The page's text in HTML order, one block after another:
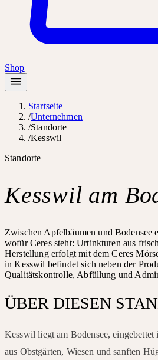
Shop
Startseite
/Unternehmen
/Standorte
/Kesswil
Standorte
Kesswil am
Zwischen Apfelbäumen und Bodensee
wofür Ceres steht: Urtinkturen aus
Herstellung erfolgt mit dem Ceres
in Kesswil befindet sich neben der
Qualitätskontrolle, Abfüllung und
ÜBER DIESEN
Kesswil liegt am Bodensee,
aus Obstgärten, Wiesen und sanften